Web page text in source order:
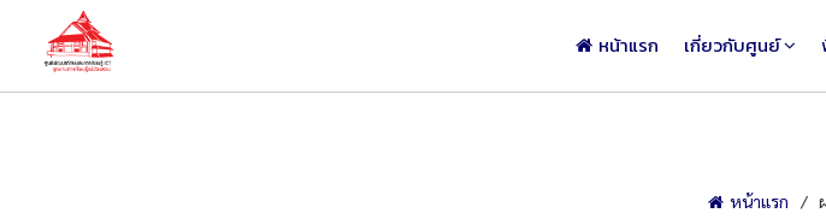
หน้าแรก เกี่ยวกับศูนย์
หน้าแรก